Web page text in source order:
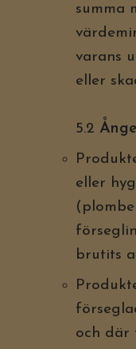
summa
varans
eller
5.2
eller
brutits
och där